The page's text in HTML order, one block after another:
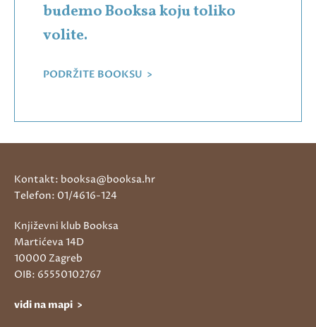
budemo Booksa koju toliko
volite.
PODRŽITE BOOKSU >
Kontakt: booksa@booksa.hr
Telefon: 01/4616-124
Književni klub Booksa
Martićeva 14D
10000 Zagreb
OIB: 65550102767
vidi na mapi >